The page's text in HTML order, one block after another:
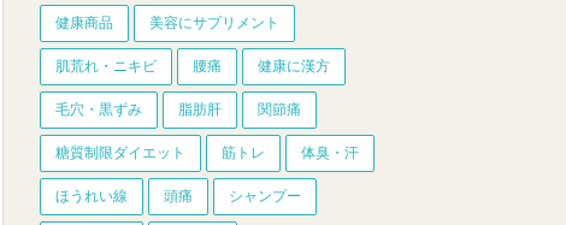
健康商品 美容にサプリメント
肌荒れ・ニキビ 腰痛 健康に漢方
毛穴・黒ずみ 脂肪肝 関節痛
糖質制限ダイエット 筋トレ 体臭・汗
ほうれい線 頭痛 シャンプー